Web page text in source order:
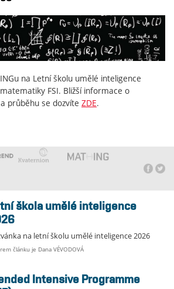
na Letní školu umělé inteligence
FSI. Bližší informace o
průběhu se dozvíte ZDE.
na letní školu umělé inteligence 2026
článku je Dana VÉVODOVÁ